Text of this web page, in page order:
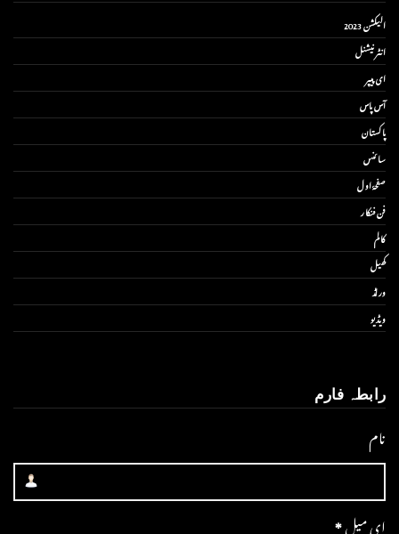
الیکشن 2023
انٹر نیشنل
ای پیپر
آس پاس
پاکستان
سائنس
صفحۂ اول
فن فنکار
کالم
کھیل
ورلڈ
ویڈیو
رابطہ فارم
نام
ای میل*